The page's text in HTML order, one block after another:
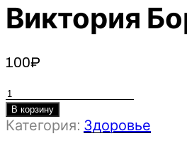
Виктория
100₽
Количество
товара
Фельденкрайз
В корзину
Категория: Здоровье